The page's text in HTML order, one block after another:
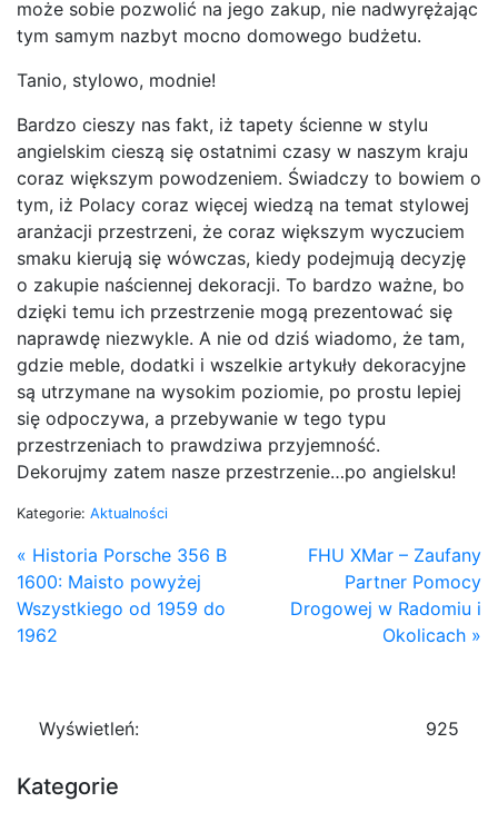
może sobie pozwolić na jego zakup, nie nadwyrężając
tym samym nazbyt mocno domowego budżetu.
Tanio, stylowo, modnie!
Bardzo cieszy nas fakt, iż tapety ścienne w stylu
angielskim cieszą się ostatnimi czasy w naszym kraju
coraz większym powodzeniem. Świadczy to bowiem o
tym, iż Polacy coraz więcej wiedzą na temat stylowej
aranżacji przestrzeni, że coraz większym wyczuciem
smaku kierują się wówczas, kiedy podejmują decyzję
o zakupie naściennej dekoracji. To bardzo ważne, bo
dzięki temu ich przestrzenie mogą prezentować się
naprawdę niezwykle. A nie od dziś wiadomo, że tam,
gdzie meble, dodatki i wszelkie artykuły dekoracyjne
są utrzymane na wysokim poziomie, po prostu lepiej
się odpoczywa, a przebywanie w tego typu
przestrzeniach to prawdziwa przyjemność.
Dekorujmy zatem nasze przestrzenie…po angielsku!
Kategorie: Aktualności
« Historia Porsche 356 B
1600: Maisto powyżej
Wszystkiego od 1959 do
1962
FHU XMar – Zaufany
Partner Pomocy
Drogowej w Radomiu i
Okolicach »
Wyświetleń: 925
Kategorie